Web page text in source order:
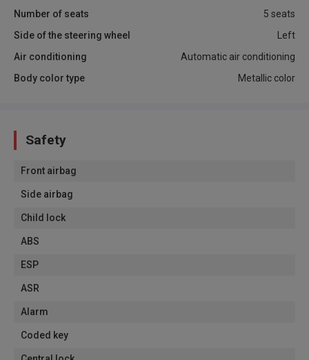
Number of seats
5 seats
Side of the steering wheel
Left
Air conditioning
Automatic air conditioning
Body color type
Metallic color
Safety
Front airbag
Side airbag
Child lock
ABS
ESP
ASR
Alarm
Coded key